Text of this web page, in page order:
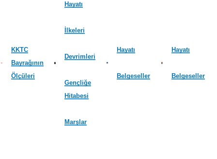
KKTC
Bayrağının
Ölçüleri
Hayatı
İlkeleri
Devrimleri
Gençliğe
Hitabesi
Marşlar
Hayatı
Belgeseller
Hayatı
Belgeseller